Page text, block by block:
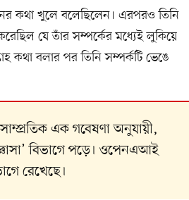
কথা খুলে বলেছিলেন। এরপরও তিনি
যে তাঁর সম্পর্কের মধ্যেই লুকিয়ে
কথা বলার পর তিনি সম্পর্কটি ভেঙে
সাম্প্রতিক এক গবেষণা অনুযায়ী,
বিভাগে পড়ে। ওপেনএআই
রেখেছে।